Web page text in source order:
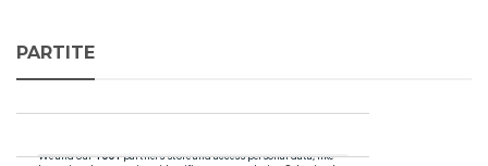
PARTITE